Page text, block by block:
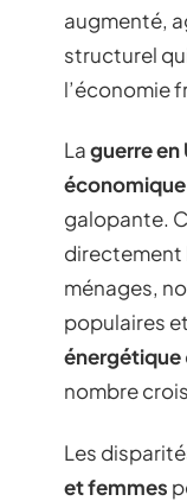
augmenté,
structurel
l’économie
Laguerre en
économique
galopante.
directement
ménages,
populaires
énergétique
nombre
Les
et femmes